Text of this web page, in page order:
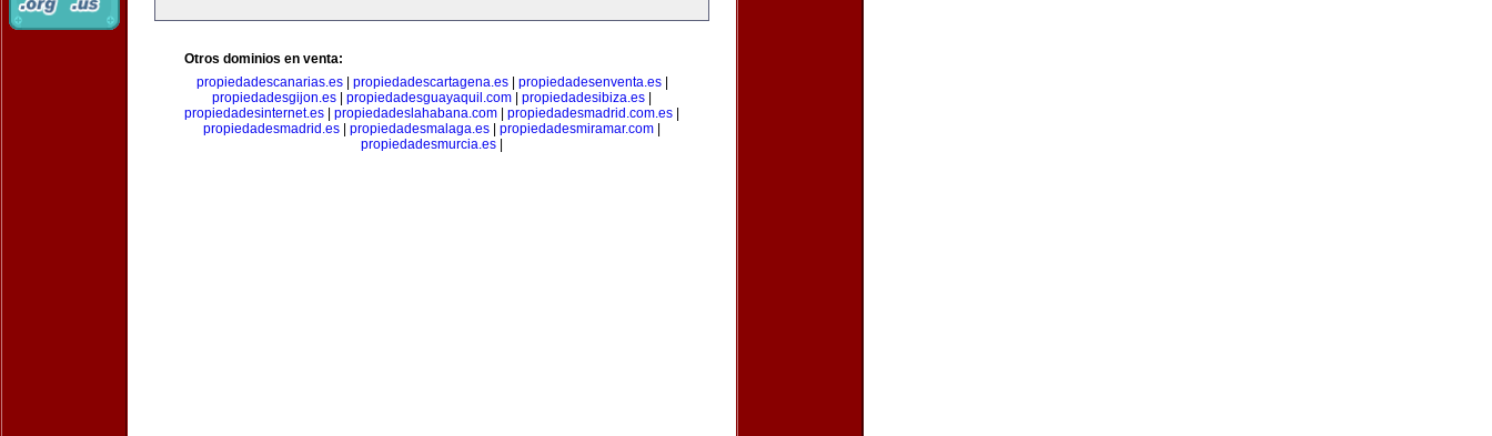
Otros dominios en venta:
propiedadescanarias.es| propiedadescartagena.es| propiedadesenventa.es|
propiedadesgijon.es
propiedadesguayaquil.com propiedadesibiza.es
propiedadesinternet.es
propiedadeslahabana.com propiedadesmadrid.com.es
propiedadesmadrid.es
propiedadesmalaga.es propiedadesmiramar.com
propiedadesmurcia.es